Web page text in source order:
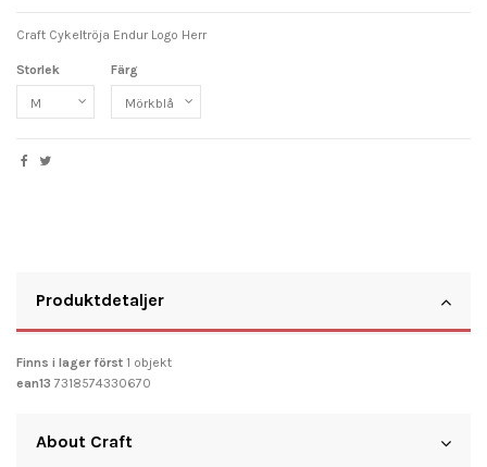
Craft Cykeltröja Endur Logo Herr
Storlek Färg
Produktdetaljer
Finns i lager först 1 objekt
ean13 7318574330670
About Craft